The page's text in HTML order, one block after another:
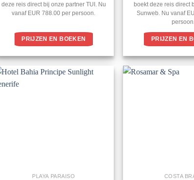
deze reis direct bij onze partner TUI. Nu
vanaf EUR 788.00 per persoon.
PRIJZEN EN BOEKEN
boekt deze reis direct
Sunweb. Nu vanaf
persoon.
PRIJZEN EN
PLAYA PARAISO COSTA